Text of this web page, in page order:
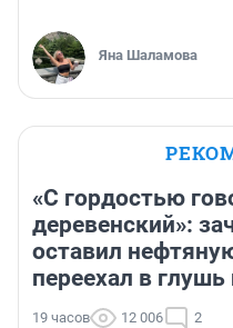
Яна Шаламова
«С гордостью
деревенский»:
оставил
переехал в глушь
19 часов 12 006 2